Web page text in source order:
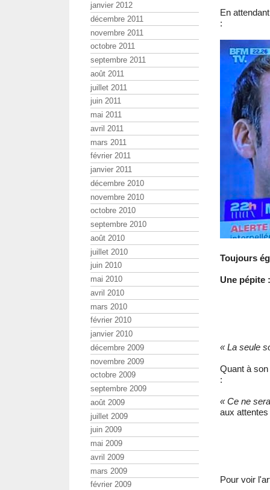
En
:
Toujours
Une pépite :
« La seule
Quant à
:
« Ce ne
aux
Pour voir
janvier 2012
décembre 2011
novembre 2011
octobre 2011
septembre 2011
août 2011
juillet 2011
juin 2011
mai 2011
avril 2011
mars 2011
février 2011
janvier 2011
décembre 2010
novembre 2010
octobre 2010
septembre 2010
août 2010
juillet 2010
juin 2010
mai 2010
avril 2010
mars 2010
février 2010
janvier 2010
décembre 2009
novembre 2009
octobre 2009
septembre 2009
août 2009
juillet 2009
juin 2009
mai 2009
avril 2009
mars 2009
février 2009